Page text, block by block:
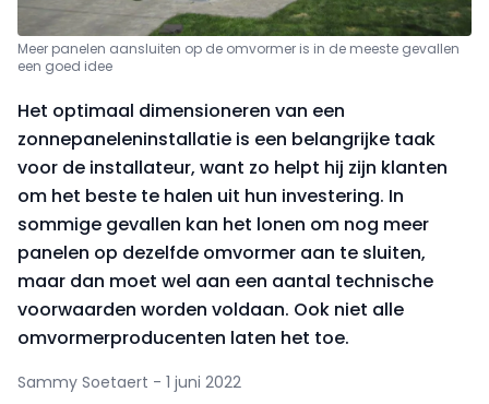
Meer panelen aansluiten op de omvormer is in de meeste gevallen
een goed idee
Het optimaal dimensioneren van een
zonnepaneleninstallatie is een belangrijke taak
voor de installateur, want zo helpt hij zijn klanten
om het beste te halen uit hun investering. In
sommige gevallen kan het lonen om nog meer
panelen op dezelfde omvormer aan te sluiten,
maar dan moet wel aan een aantal technische
voorwaarden worden voldaan. Ook niet alle
omvormerproducenten laten het toe.
Sammy Soetaert - 1 juni 2022